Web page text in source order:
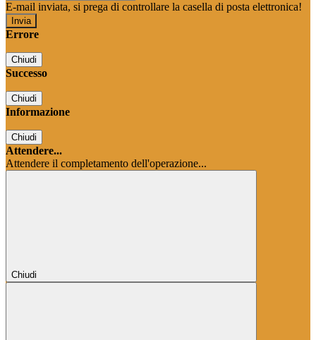
E-mail inviata, si prega di controllare la casella di posta elettronica!
Errore
Chiudi
Successo
Chiudi
Informazione
Chiudi
Attendere...
Attendere il completamento dell'operazione...
Chiudi